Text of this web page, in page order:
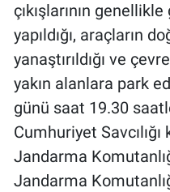
çıkışlarının
yapıldığı, araçların
yanaştırıldığı ve
yakın alanlara park
günü saat 19.30
Cumhuriyet
Jandarma
Jandarma
Canlı Yayın